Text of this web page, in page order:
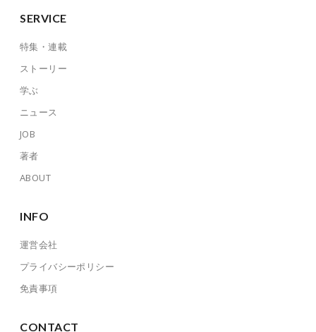
SERVICE
特集・連載
ストーリー
学ぶ
ニュース
JOB
著者
ABOUT
INFO
運営会社
プライバシーポリシー
免責事項
CONTACT